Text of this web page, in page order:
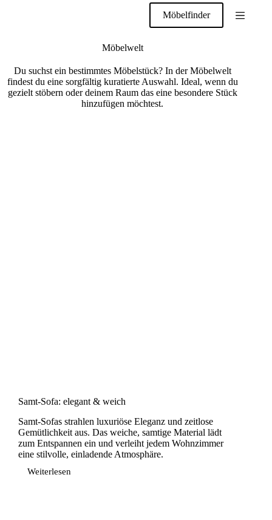
Möbelfinder
Möbelwelt
Du suchst ein bestimmtes Möbelstück? In der Möbelwelt
findest du eine sorgfältig kuratierte Auswahl. Ideal, wenn du
gezielt stöbern oder deinem Raum das eine besondere Stück
hinzufügen möchtest.
Samt-Sofa: elegant & weich
Samt-Sofas strahlen luxuriöse Eleganz und zeitlose
Gemütlichkeit aus. Das weiche, samtige Material lädt
zum Entspannen ein und verleiht jedem Wohnzimmer
eine stilvolle, einladende Atmosphäre.
Weiterlesen
Samt-